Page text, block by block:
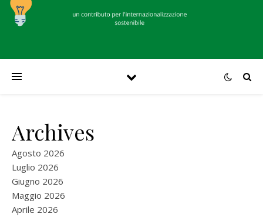
Archives
Agosto 2026
Luglio 2026
Giugno 2026
Maggio 2026
Aprile 2026